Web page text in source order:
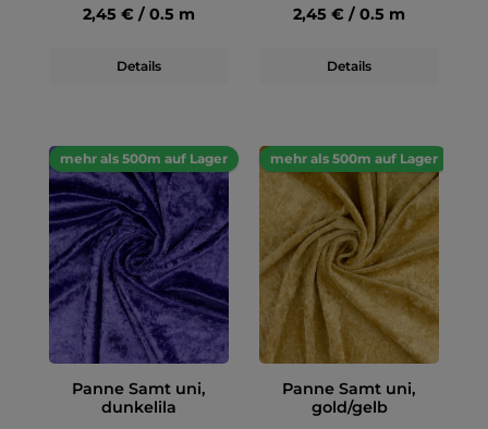
2,45 € / 0.5 m
Details
2,45 € / 0.5 m
Details
mehr als 500m auf Lager
Panne Samt uni,
dunkelila
mehr als 500m auf Lager
Panne Samt uni,
gold/gelb